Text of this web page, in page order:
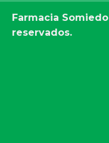
Farmacia Somiedo
reservados.